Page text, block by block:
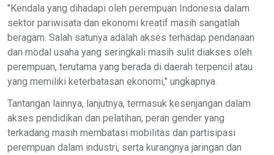
"Kendala yang dihadapi oleh perempuan Indonesia dalam
sektor pariwisata dan ekonomi kreatif masih sangatlah
beragam. Salah satunya adalah akses terhadap pendanaan
dan modal usaha yang seringkali masih sulit diakses oleh
perempuan, terutama yang berada di daerah terpencil atau
yang memiliki keterbatasan ekonomi," ungkapnya.
Tantangan lainnya, lanjutnya, termasuk kesenjangan dalam
akses pendidikan dan pelatihan, peran gender yang
terkadang masih membatasi mobilitas dan partisipasi
perempuan dalam industri, serta kurangnya jaringan dan